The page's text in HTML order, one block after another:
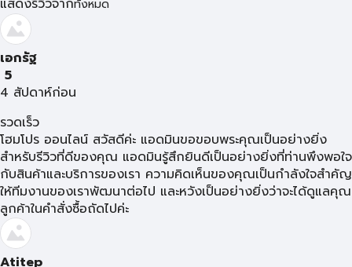
แสดงรีวิวจากทั้งหมด
เอกรัฐ
5
4 สัปดาห์ก่อน
รวดเร็ว
โฮมโปร ออนไลน์ สวัสดีค่ะ แอดมินขอขอบพระคุณเป็นอย่างยิ่ง
สำหรับรีวิวที่ดีของคุณ แอดมินรู้สึกยินดีเป็นอย่างยิ่งที่ท่านพึงพอใจ
กับสินค้าและบริการของเรา ความคิดเห็นของคุณเป็นกำลังใจสำคัญ
ให้ทีมงานของเราพัฒนาต่อไป และหวังเป็นอย่างยิ่งว่าจะได้ดูแลคุณ
ลูกค้าในคำสั่งซื้อถัดไปค่ะ
Atitep